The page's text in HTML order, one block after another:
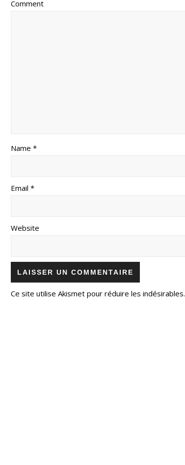
Comment
Name *
Email *
Website
Ce site utilise Akismet pour réduire les indésirables.